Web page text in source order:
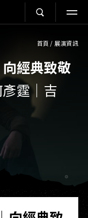
首頁 / 展演資訊
經典致敬
霆｜吉